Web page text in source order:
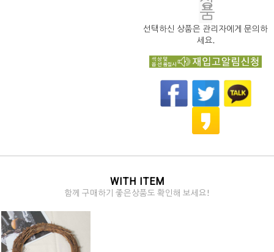
품
선택하신 상품은 관리자에게 문의하
세요.
WITH ITEM
함께 구매하기 좋은상품도 확인해 보세요!